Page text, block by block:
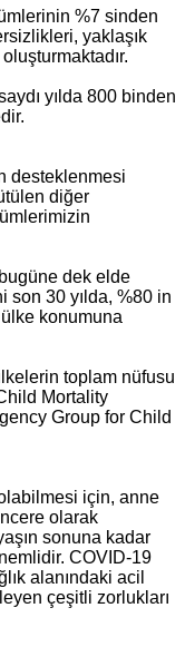
%7 sinden
yaklaşık
yılda 800 binden
desteklenmesi
diğer
dek elde
son 30 yılda, %80 in
konumuna
toplam nüfusu
Mortality
Group for Child
için, anne
olarak
sonuna kadar
COVID-19
alanındaki acil
çeşitli zorlukları